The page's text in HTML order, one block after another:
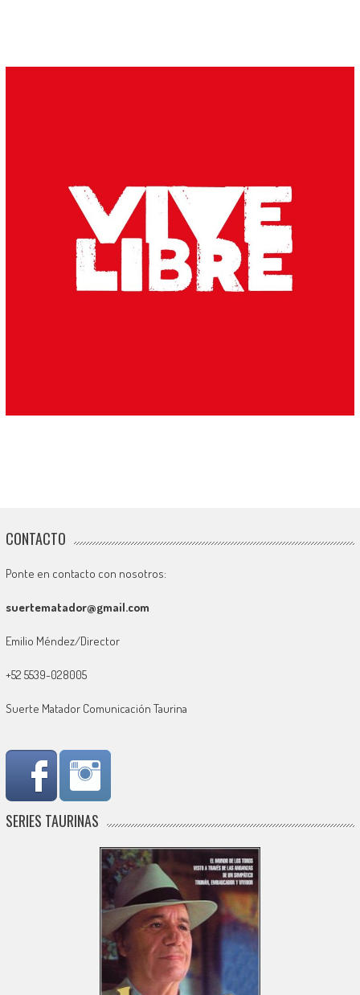
CONTACTO
Ponte en contacto con nosotros:
suertematador@gmail.com
Emilio Méndez/Director
+52 5539-028005
Suerte Matador Comunicación Taurina
SERIES TAURINAS